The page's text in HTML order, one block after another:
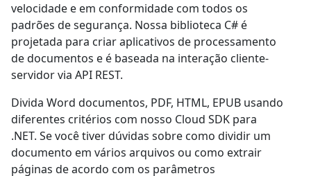
velocidade e em conformidade com todos os
padrões de segurança. Nossa biblioteca C# é
projetada para criar aplicativos de processamento
de documentos e é baseada na interação cliente-
servidor via API REST.
Divida Word documentos, PDF, HTML, EPUB usando
diferentes critérios com nosso Cloud SDK para
.NET. Se você tiver dúvidas sobre como dividir um
documento em vários arquivos ou como extrair
páginas de acordo com os parâmetros